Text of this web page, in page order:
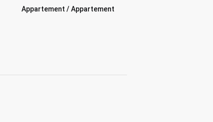
Appartement / Appartement